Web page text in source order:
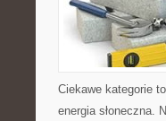
Ciekawe kategorie
energia słoneczna.